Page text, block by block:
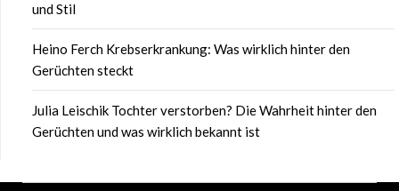
und Stil
Heino Ferch Krebserkrankung: Was wirklich hinter den
Gerüchten steckt
Julia Leischik Tochter verstorben? Die Wahrheit hinter den
Gerüchten und was wirklich bekannt ist